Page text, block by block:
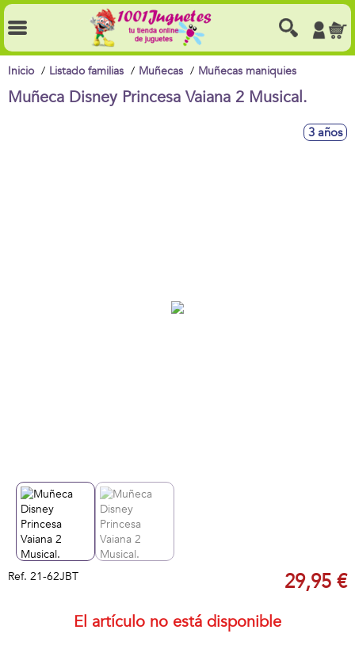
Inicio Listado familias Muñecas Muñecas maniquies
Muñeca Disney Princesa Vaiana 2 Musical.
3 años
Ref. 21-62JBT 29,95 €
El artículo no está disponible